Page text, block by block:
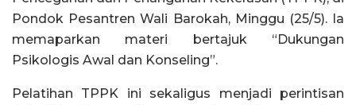
Pondok Pesantren Wali Barokah, Minggu (25/5). Ia
memaparkan materi bertajuk “Dukungan
Psikologis Awal dan Konseling”.
Pelatihan TPPK ini sekaligus menjadi perintisan